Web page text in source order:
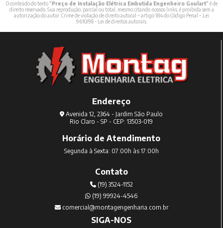
O conteúdo do texto "Preço de Instalação Elétrica Embutida Engenheiro Goulart" é de
direito reservado. Sua reprodução, parcial ou total, mesmo citando nossos links, é proibida sem a
autorização do autor. Crime de violação de direito autoral – artigo 184 do Código Penal – Lei
9610/98 - Lei de direitos autorais.
Endereço
Avenida 12, 2364 - Jardim São Paulo
Rio Claro - SP - CEP: 13503-019
Horário de Atendimento
Segunda à Sexta: 07:00h às 17:00h
Contato
(19) 3524-1152
(19) 99924-4546
comercial@montagengenharia.com.br
SIGA-NOS